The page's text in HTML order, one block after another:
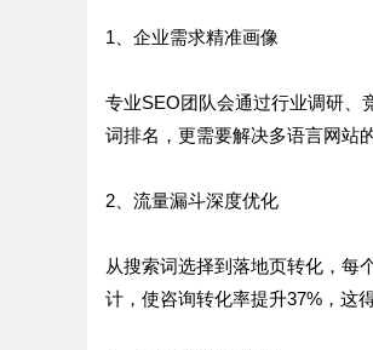
1、企业需求精准画像
专业SEO团队会通过行业调研、
词排名，更需要解决多语言网站
2、流量漏斗深度优化
从搜索词选择到落地页转化，每
计，使咨询转化率提升37%，这